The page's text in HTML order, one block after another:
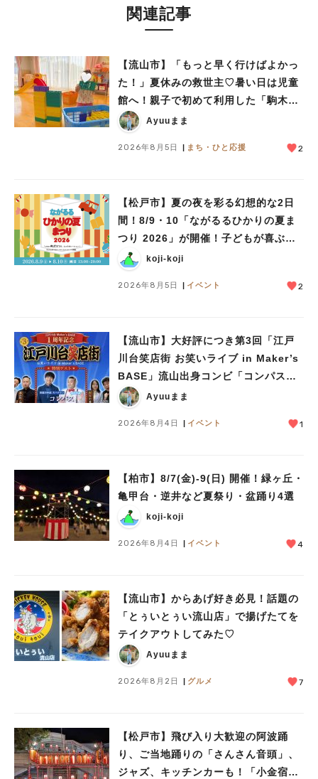
関連記事
【流山市】「もっと早く行けばよかっ
た！」夏休みの救世主♡暑い日は児童
館へ！親子で初めて利用した「駒木台
児童館」レポート
Ayuuまま
2026年8月5日 まち・ひと応援 2
【松戸市】夏の夜を彩る幻想的な2日
間！8/9・10「ながるるひかりの夏ま
つり 2026」が開催！子どもが喜ぶワ
ークショップや限定ヒーローショーも
koji-koji
2026年8月5日 イベント 2
【流山市】大好評につき第3回「江戸
川台笑店街 お笑いライブ in Maker’s
BASE」流山出身コンビ「コンパス」
も登場！8/23（日）
Ayuuまま
2026年8月4日 イベント 1
【柏市】8/7(金)‐9(日) 開催！緑ヶ丘・
亀甲台・逆井など夏祭り・盆踊り4選
koji-koji
2026年8月4日 イベント 4
【流山市】からあげ好き必見！話題の
「とぅいとぅい流山店」で揚げたてを
テイクアウトしてみた♡
Ayuuまま
2026年8月2日 グルメ 7
【松戸市】飛び入り大歓迎の阿波踊
り、ご当地踊りの「さんさん音頭」、
ジャズ、キッチンカーも！「小金宿ま
#ラーメン #ショッピング #カフェ#スイーツ#パン #カレー
#柏駅
#イベント#公園#教えたい／教えて投稿記事
#教えたい/こんなの見つけた